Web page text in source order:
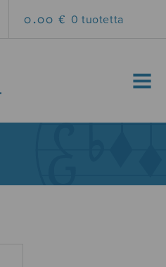
0.00 € 0 tuotetta
MENU